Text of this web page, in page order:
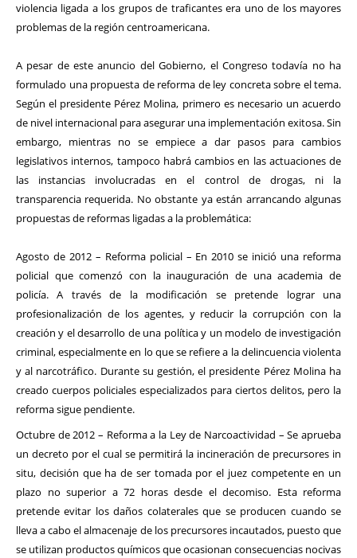
violencia ligada a los grupos de traficantes era uno de los mayores
problemas de la región centroamericana.
A pesar de este anuncio del Gobierno, el Congreso todavía no ha
formulado una propuesta de reforma de ley concreta sobre el tema.
Según el presidente Pérez Molina, primero es necesario un acuerdo
de nivel internacional para asegurar una implementación exitosa. Sin
embargo, mientras no se empiece a dar pasos para cambios
legislativos internos, tampoco habrá cambios en las actuaciones de
las instancias involucradas en el control de drogas, ni la
transparencia requerida. No obstante ya están arrancando algunas
propuestas de reformas ligadas a la problemática:
Agosto de 2012 – Reforma policial – En 2010 se inició una reforma
policial que comenzó con la inauguración de una academia de
policía. A través de la modificación se pretende lograr una
profesionalización de los agentes, y reducir la corrupción con la
creación y el desarrollo de una política y un modelo de investigación
criminal, especialmente en lo que se refiere a la delincuencia violenta
y al narcotráfico. Durante su gestión, el presidente Pérez Molina ha
creado cuerpos policiales especializados para ciertos delitos, pero la
reforma sigue pendiente.
Octubre de 2012 – Reforma a la Ley de Narcoactividad – Se aprueba
un decreto por el cual se permitirá la incineración de precursores in
situ, decisión que ha de ser tomada por el juez competente en un
plazo no superior a 72 horas desde el decomiso. Esta reforma
pretende evitar los daños colaterales que se producen cuando se
lleva a cabo el almacenaje de los precursores incautados, puesto que
se utilizan productos químicos que ocasionan consecuencias nocivas